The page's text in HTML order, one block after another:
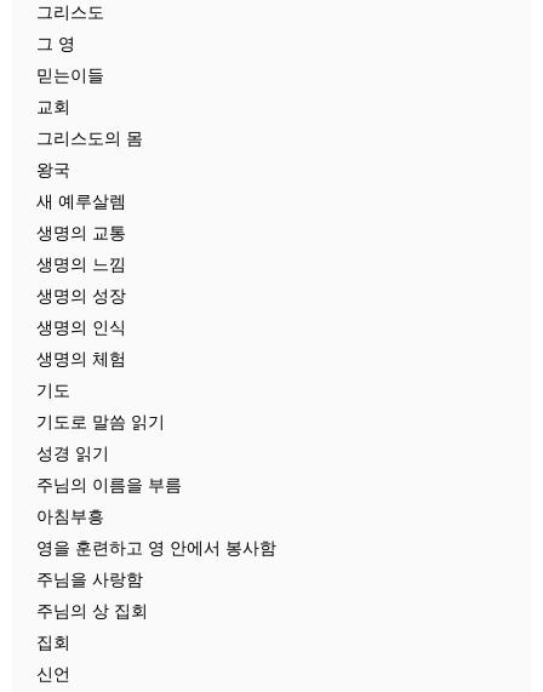
그리스도
그 영
믿는이들
교회
그리스도의 몸
왕국
새 예루살렘
생명의 교통
생명의 느낌
생명의 성장
생명의 인식
생명의 체험
기도
기도로 말씀 읽기
성경 읽기
주님의 이름을 부름
아침부흥
영을 훈련하고 영 안에서 봉사함
주님을 사랑함
주님의 상 집회
집회
신언